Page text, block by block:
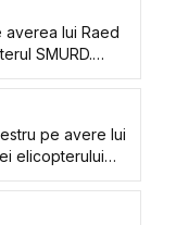
lui Raed
SMURD.
pe avere lui
elicopterului